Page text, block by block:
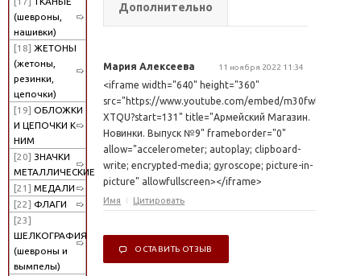
(шевроны,
нашивки)
[18] ЖЕТОНЫ
(жетоны,
резинки,
цепочки)
[19] ОБЛОЖКИ
И ЦЕПОЧКИ К
НИМ
[20] ЗНАЧКИ
МЕТАЛЛИЧЕСКИЕ
[21] МЕДАЛИ
[22] ФЛАГИ
[23]
ШЕЛКОГРАФИЯ
(шевроны и
вымпелы)
Дополнительно
Мария Алексеева 11 ноября 2022 11:34
<iframe width="640" height="360"
src="https://www.youtube.com/embed/m30fwl-
XTQU?start=131" title="Армейский Магазин.
Новинки. Выпуск №9" frameborder="0"
allow="accelerometer; autoplay; clipboard-
write; encrypted-media; gyroscope; picture-in-
picture" allowfullscreen></iframe>
Имя Цитировать
ОСТАВИТЬ ОТЗЫВ